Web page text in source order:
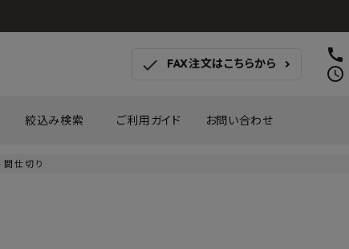
check FAX注文はこちらから call
schedule
絞込み検索 ご利用ガイド お問い合わせ
間仕切り